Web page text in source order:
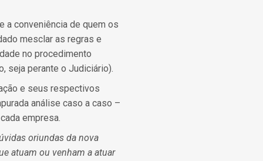
a conveniência de quem os
mesclar as regras e
no procedimento
seja perante o Judiciário).
e seus respectivos
análise caso a caso –
empresa.
oriundas da nova
atuam ou venham a atuar